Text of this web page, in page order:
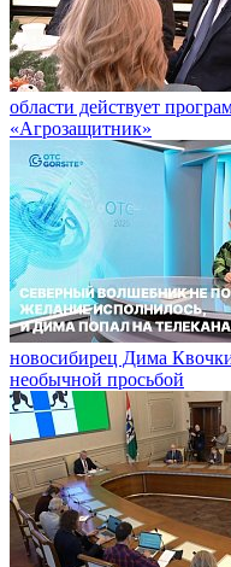
области действует
«Агрозащитник»
новосибирец Дима
необычной просьбой